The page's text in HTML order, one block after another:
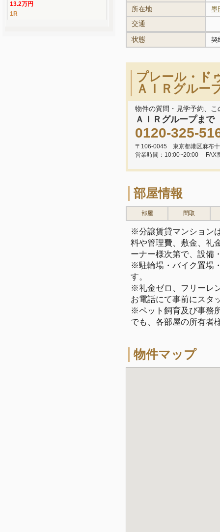
所在地 墨
交通
状態
契
プレール・ド
ＡＩＲグルー
物件の質問・見学予約、
ＡＩＲグループまで
0120-325-
〒106-0045 東京都港区麻布
営業時間：10:00~20:00
FAX
部屋情報
部屋 間取
※分譲賃貸マンション
料や管理費、敷金、礼
ーナー様次第で、設備
※駐輪場・バイク置場
す。
※礼金ゼロ、フリーレ
お電話にて事前にスタ
※ペット飼育及び事務
でも、各部屋の所有者
物件マップ
13.2万円
1R